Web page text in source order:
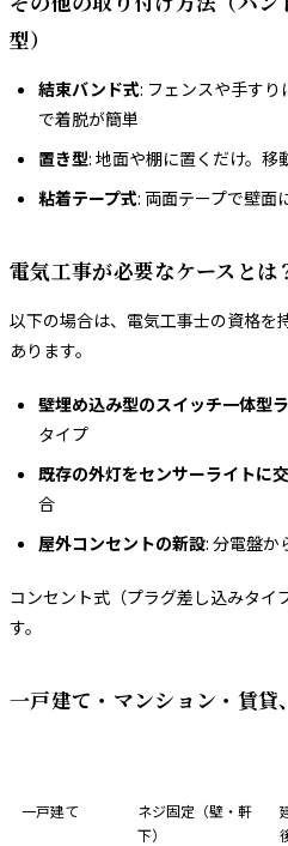
型）
結束バンド式: フェンスや手す
で着脱が簡単
置き型: 地面や棚に置くだけ。
粘着テープ式: 両面テープで壁面
電気工事が必要なケースとは
以下の場合は、電気工事士の資格を
あります。
壁埋め込み型のスイッチ一体型
タイプ
既存の外灯をセンサーライトに
合
屋外コンセントの新設: 分電盤か
コンセント式（プラグ差し込みタイ
す。
一戸建て・マンション・賃貸
一戸建て
ネジ固定（壁・軒
下）